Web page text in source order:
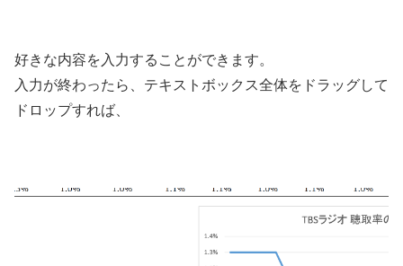
好きな内容を入力することができます。
入力が終わったら、テキストボックス全体をドラッグして
ドロップすれば、